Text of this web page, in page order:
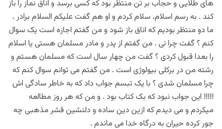
های طلایی و حجاب بر تن منتظر بود که کسی برسد و اناق نماز را باز
کند . به رسم اسلام، سلام کردم و او هم گفت علیکم السلام برادر .
ما دو منتظر بودیم که اناق باز شود و من گفتم اجازه است یک سوال
کنم ؟ گفت چرا نی . من گفتم از پدر و مادر مسلمان هستی یا اسلام
را بعدا قبول کردی ؟ گفت من چهار سال است که مسلمان هستم و
رشته من در برکلی بیولوژی است . من گفتم می توانم سوال کنم که
چرا مسلمان شدی ؟ با یک تبسم جواب داد که به خاطر سادگی اش
!!!!! این جواب نبود که بک کتاب بود . و من که هر روز مطالعه
میکردم و می دیدم که ازین دین ساده و دلنشین قشر مذهبی چه
جور کرده حیران به درگاه خدا می ماندم .